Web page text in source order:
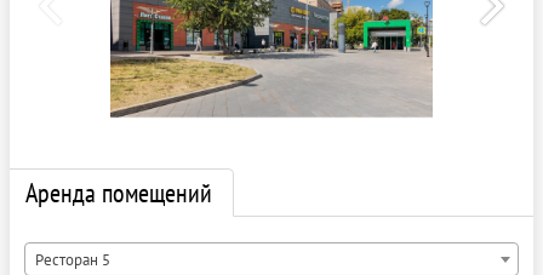
Аренда помещений
Ресторан 5